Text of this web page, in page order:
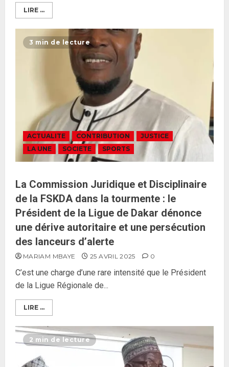
LIRE ...
3 min de lecture
ACTUALITE CONTRIBUTION
JUSTICE
LA UNE
SOCIETE SPORTS
La Commission Juridique et Disciplinaire
de la FSKDA dans la tourmente : le
Président de la Ligue de Dakar dénonce
une dérive autoritaire et une persécution
des lanceurs d’alerte
MARIAM MBAYE 25 AVRIL 2025 0
C’est une charge d’une rare intensité que le Président
de la Ligue Régionale de...
LIRE ...
2 min de lecture